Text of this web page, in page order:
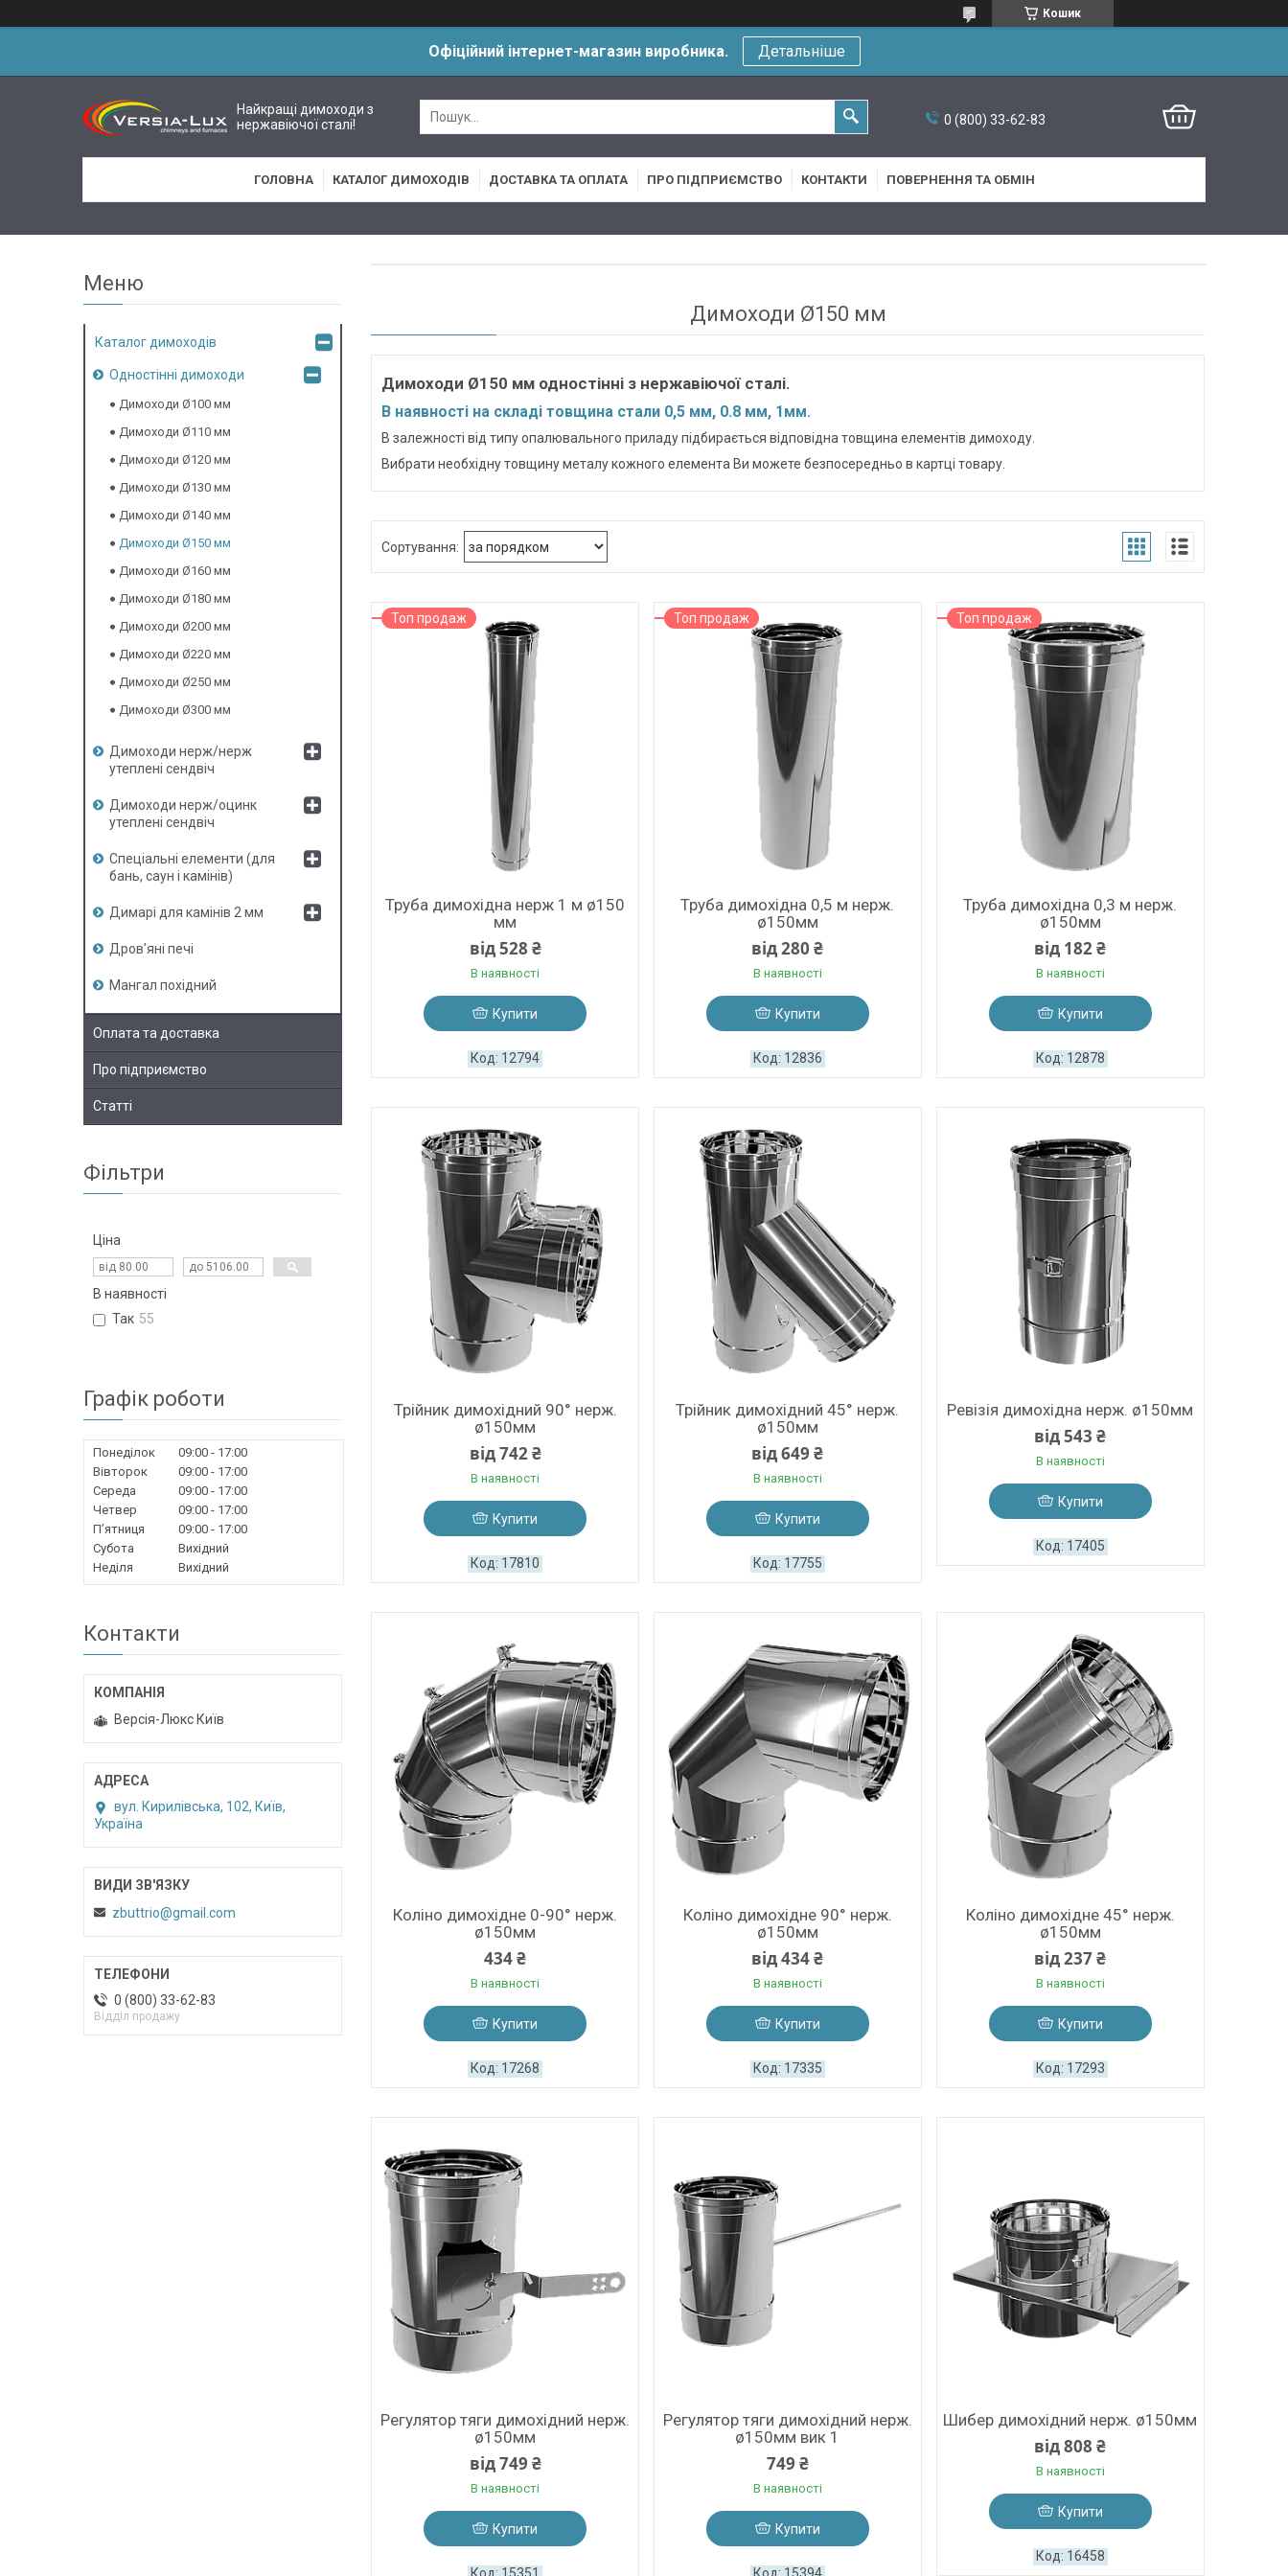
Кошик
Офіційний інтернет-магазин виробника. Детальніше
Найкращі димоходи з
нержавіючої сталі!
0 (800) 33-62-83
ГОЛОВНА КАТАЛОГ ДИМОХОДІВ ДОСТАВКА ТА ОПЛАТА ПРО ПІДПРИЄМСТВО КОНТАКТИ ПОВЕРНЕННЯ ТА ОБМІН
Димоходи Ø150 мм
Димоходи Ø150 мм одностінні з нержавіючої сталі.
В наявності на складі товщина стали 0,5 мм, 0.8 мм, 1мм.
В залежності від типу опалювального приладу підбирається відповідна товщина елементів димоходу.
Вибрати необхідну товщину металу кожного елемента Ви можете безпосередньо в картці товару.
Топ продаж
Труба димохідна нерж 1 м ø150
мм
від 528 ₴
В наявності
Купити
12794
Топ продаж
Труба димохідна 0,5 м нерж.
ø150мм
від 280 ₴
В наявності
Купити
12836
Топ продаж
Труба димохідна 0,3 м нерж.
ø150мм
від 182 ₴
В наявності
Купити
12878
Трійник димохідний 90° нерж.
ø150мм
від 742 ₴
В наявності
Купити
17810
Трійник димохідний 45° нерж.
ø150мм
від 649 ₴
В наявності
Купити
17755
Ревізія димохідна нерж. ø150мм
від 543 ₴
В наявності
Купити
17405
Коліно димохідне 0-90° нерж.
ø150мм
434 ₴
В наявності
Купити
17268
Коліно димохідне 90° нерж.
ø150мм
від 434 ₴
В наявності
Купити
17335
Коліно димохідне 45° нерж.
ø150мм
від 237 ₴
В наявності
Купити
17293
Регулятор тяги димохідний нерж.
ø150мм
від 749 ₴
В наявності
Купити
Регулятор тяги димохідний нерж.
ø150мм вик 1
749 ₴
В наявності
Купити
Шибер димохідний нерж. ø150мм
від 808 ₴
В наявності
Купити
16458
Каталог димоходів
Одностінні димоходи
Димоходи Ø100 мм
Димоходи Ø110 мм
Димоходи Ø120 мм
Димоходи Ø130 мм
Димоходи Ø140 мм
Димоходи Ø150 мм
Димоходи Ø160 мм
Димоходи Ø180 мм
Димоходи Ø200 мм
Димоходи Ø220 мм
Димоходи Ø250 мм
Димоходи Ø300 мм
Димоходи нерж/нерж
утеплені сендвіч
Димоходи нерж/оцинк
утеплені сендвіч
Спеціальні елементи (для
бань, саун і камінів)
Димарі для камінів 2 мм
Дров’яні печі
Мангал похідний
Оплата та доставка
Про підприємство
Статті
Фільтри
Ціна
В наявності
Так 55
Графік роботи
Понеділок 09:00
17:00
Вівторок
09:00
17:00
Середа
09:00
17:00
Четвер
09:00
17:00
Пʼятниця
09:00
17:00
Субота
Вихідний
Неділя
Вихідний
Контакти
Версія-Люкс Київ
вул. Кирилівська, 102, Київ,
Україна
zbuttrio@gmail.com
0 (800) 33-62-83
Відділ продажу